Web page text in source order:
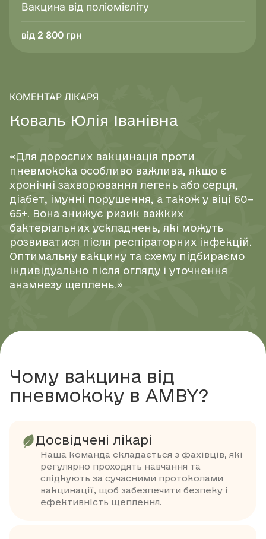
Вакцина від поліомієліту
від 2 800 грн
КОМЕНТАР ЛІКАРЯ
Коваль Юлія ванівна
«Для дорослих вакцинація проти
пневмокока особливо важлива, якщо є
хронічні захворювання легень або серця,
діабет, імунні порушення, а також у віці 60–
65+. Вона знижує ризик важких
бактеріальних ускладнень, які можуть
розвиватися після респіраторних інфекцій.
Оптимальну вакцину та схему підбираємо
індивідуально після огляду і уточнення
анамнезу щеплень.»
Чому вакцина від
пневмококу в AMBY?
Досвідчені лікарі
Наша команда складається з фахівців, які
регулярно проходять навчання та
слідкують за сучасними протоколами
вакцинації, щоб забезпечити безпеку і
ефективність щеплення.